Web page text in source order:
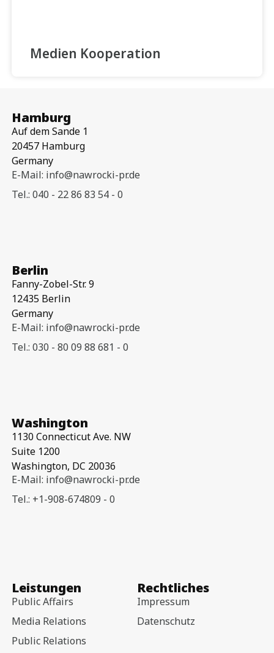
Medien Kooperation
Hamburg
Auf dem Sande 1
20457 Hamburg
Germany
E-Mail: info@nawrocki-pr.de
Tel.: 040 - 22 86 83 54 - 0
Berlin
Fanny-Zobel-Str. 9
12435 Berlin
Germany
E-Mail: info@nawrocki-pr.de
Tel.: 030 - 80 09 88 681 - 0
Washington
1130 Connecticut Ave. NW
Suite 1200
Washington, DC 20036
E-Mail: info@nawrocki-pr.de
Tel.: +1-908-674809 - 0
Leistungen
Public Affairs
Media Relations
Public Relations
Rechtliches
Impressum
Datenschutz